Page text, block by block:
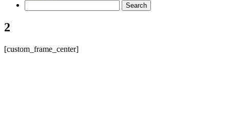
2
[custom_frame_center]